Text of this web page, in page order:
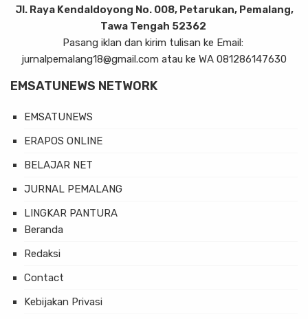
Jl. Raya Kendaldoyong No. 008, Petarukan, Pemalang,
Tawa Tengah 52362
Pasang iklan dan kirim tulisan ke Email:
jurnalpemalang18@gmail.com atau ke WA 081286147630
EMSATUNEWS NETWORK
EMSATUNEWS
ERAPOS ONLINE
BELAJAR NET
JURNAL PEMALANG
LINGKAR PANTURA
Beranda
Redaksi
Contact
Kebijakan Privasi